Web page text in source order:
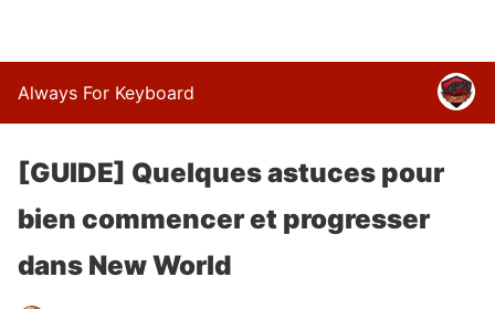
Always For Keyboard
[GUIDE] Quelques astuces pour
bien commencer et progresser
dans New World